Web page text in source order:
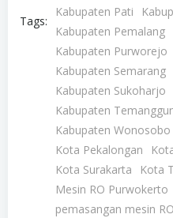
Tags:
Kabupaten Pati
Kabupaten Pemalang
Kabupaten Purworejo
Kabupaten Semarang
Kabupaten Sukoharjo
Kabupaten
Kabupaten Wonosobo
Kota Pekalongan
Kota Surakarta
Kota
Mesin RO Purwokerto
pemasangan mesin